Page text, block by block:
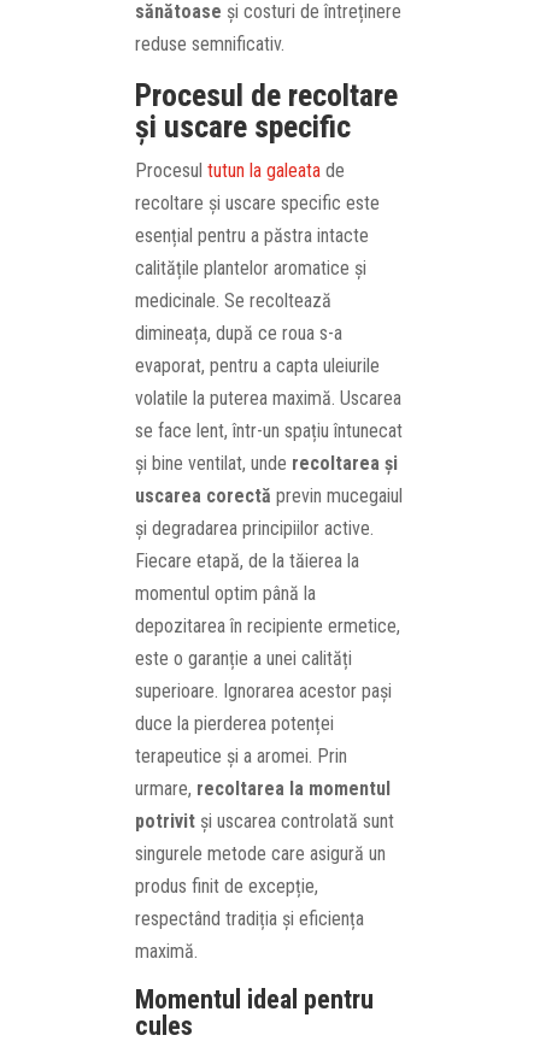
sănătoase și costuri de întreținere
reduse semnificativ.
Procesul de recoltare
și uscare specific
Procesul tutun la galeata de
recoltare și uscare specific este
esențial pentru a păstra intacte
calitățile plantelor aromatice și
medicinale. Se recoltează
dimineața, după ce roua s-a
evaporat, pentru a capta uleiurile
volatile la puterea maximă. Uscarea
se face lent, într-un spațiu întunecat
și bine ventilat, unde recoltarea și
uscarea corectă previn mucegaiul
și degradarea principiilor active.
Fiecare etapă, de la tăierea la
momentul optim până la
depozitarea în recipiente ermetice,
este o garanție a unei calități
superioare. Ignorarea acestor pași
duce la pierderea potenței
terapeutice și a aromei. Prin
urmare, recoltarea la momentul
potrivit și uscarea controlată sunt
singurele metode care asigură un
produs finit de excepție,
respectând tradiția și eficiența
maximă.
Momentul ideal pentru
cules